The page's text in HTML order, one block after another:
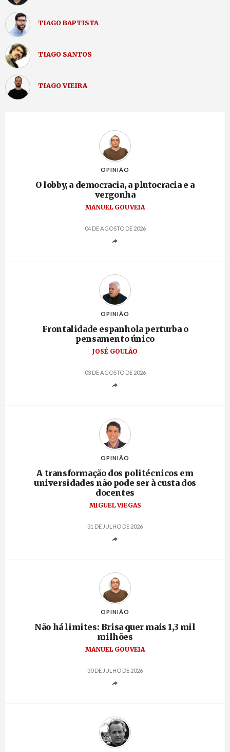
OPINIÃO
O lobby, a democracia, a plutocracia e a
vergonha
MANUEL GOUVEIA
04 DE AGOSTO DE 2026
OPINIÃO
Frontalidade espanhola perturba o
pensamento único
JOSÉ GOULÃO
03 DE AGOSTO DE 2026
OPINIÃO
A transformação dos politécnicos em
universidades não pode ser à custa dos
docentes
MIGUEL VIEGAS
31 DE JULHO DE 2026
OPINIÃO
Não há limites: Brisa quer mais 1,3 mil
milhões
MANUEL GOUVEIA
30 DE JULHO DE 2026
TIAGO BAPTISTA
TIAGO SANTOS
TIAGO VIEIRA